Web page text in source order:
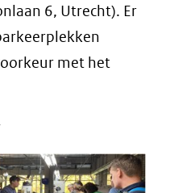
6, Utrecht). Er
met het